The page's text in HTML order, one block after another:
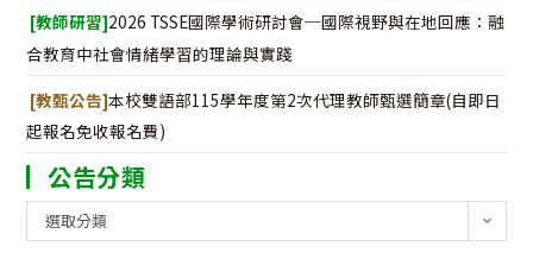
[教師研習]2026 TSSE國際學術研討會─國際視野與在地回應：融
合教育中社會情緒學習的理論與實踐
[教甄公告]本校雙語部115學年度第2次代理教師甄選簡章(自即日
起報名免收報名費)
公告分類
告
選取分類